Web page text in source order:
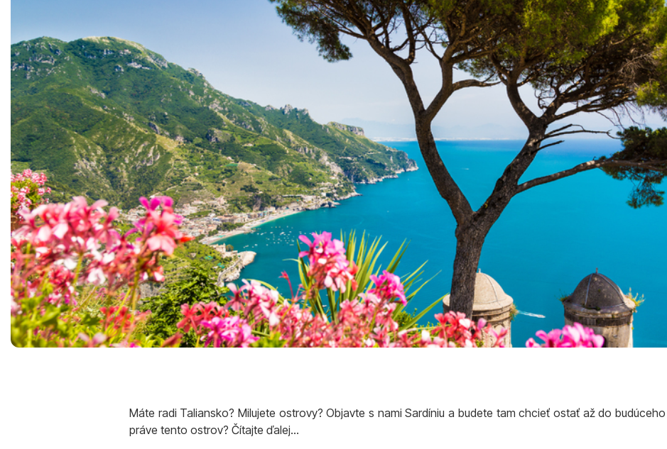
Máte radi Taliansko? Milujete ostrovy? Objavte s nami Sardíniu a budete tam chcieť ostať až do
práve tento ostrov? Čítajte ďalej...